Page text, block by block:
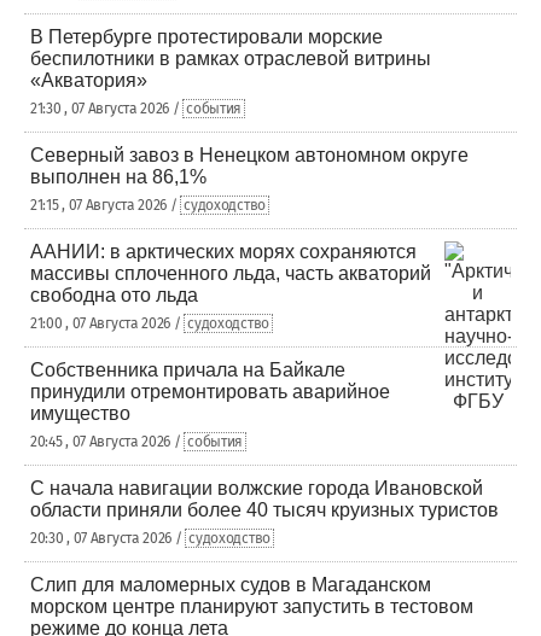
В Петербурге протестировали морские
беспилотники в рамках отраслевой витрины
«Акватория»
21:30 , 07 Августа 2026 / события
Северный завоз в Ненецком автономном округе
выполнен на 86,1%
21:15 , 07 Августа 2026 / судоходство
ААНИИ: в арктических морях сохраняются
массивы сплоченного льда, часть акваторий
свободна ото льда
21:00 , 07 Августа 2026 / судоходство
Собственника причала на Байкале
принудили отремонтировать аварийное
имущество
20:45 , 07 Августа 2026 / события
С начала навигации волжские города Ивановской
области приняли более 40 тысяч круизных туристов
20:30 , 07 Августа 2026 / судоходство
Слип для маломерных судов в Магаданском
морском центре планируют запустить в тестовом
режиме до конца лета